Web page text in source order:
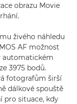
obrazu Movie
živého náhledu
AF možnost
automatickém
3975 bodů.
fotografům širší
dálkové spouště
pro situace, kdy